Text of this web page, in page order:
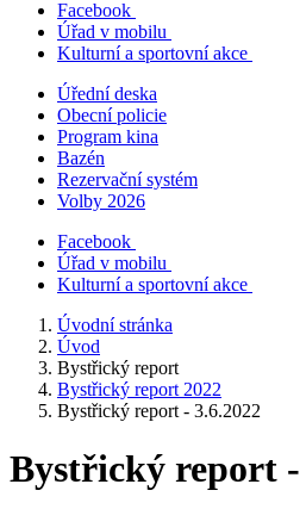
Facebook
Úřad v mobilu
Kulturní a sportovní akce
Úřední deska
Obecní policie
Program kina
Bazén
Rezervační systém
Volby 2026
Facebook
Úřad v mobilu
Kulturní a sportovní akce
Úvodní stránka
Úvod
Bystřický report
Bystřický report 2022
Bystřický report - 3.6.2022
Bystřický report -